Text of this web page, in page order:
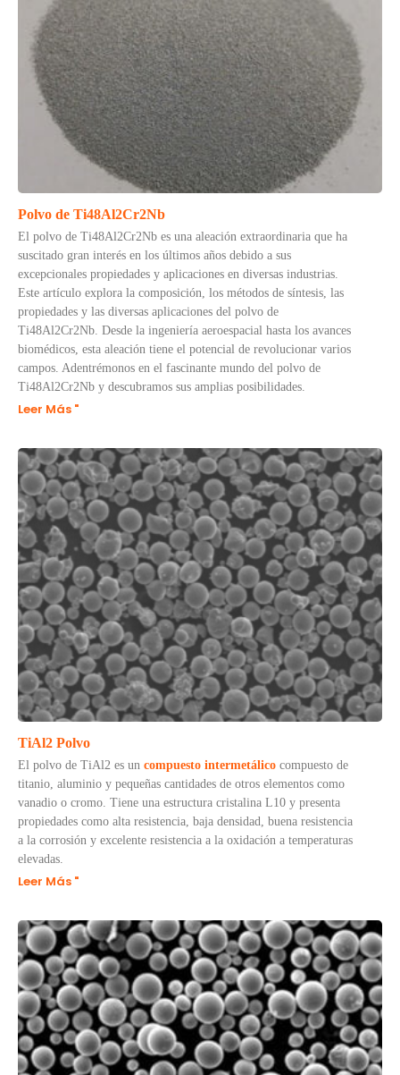
Polvo de Ti48Al2Cr2Nb
El polvo de Ti48Al2Cr2Nb es una aleación extraordinaria que ha
suscitado gran interés en los últimos años debido a sus
excepcionales propiedades y aplicaciones en diversas industrias.
Este artículo explora la composición, los métodos de síntesis, las
propiedades y las diversas aplicaciones del polvo de
Ti48Al2Cr2Nb. Desde la ingeniería aeroespacial hasta los avances
biomédicos, esta aleación tiene el potencial de revolucionar varios
campos. Adentrémonos en el fascinante mundo del polvo de
Ti48Al2Cr2Nb y descubramos sus amplias posibilidades.
Leer Más "
TiAl2 Polvo
El polvo de TiAl2 es un compuesto intermetálico compuesto de
titanio, aluminio y pequeñas cantidades de otros elementos como
vanadio o cromo. Tiene una estructura cristalina L10 y presenta
propiedades como alta resistencia, baja densidad, buena resistencia
a la corrosión y excelente resistencia a la oxidación a temperaturas
elevadas.
Leer Más "